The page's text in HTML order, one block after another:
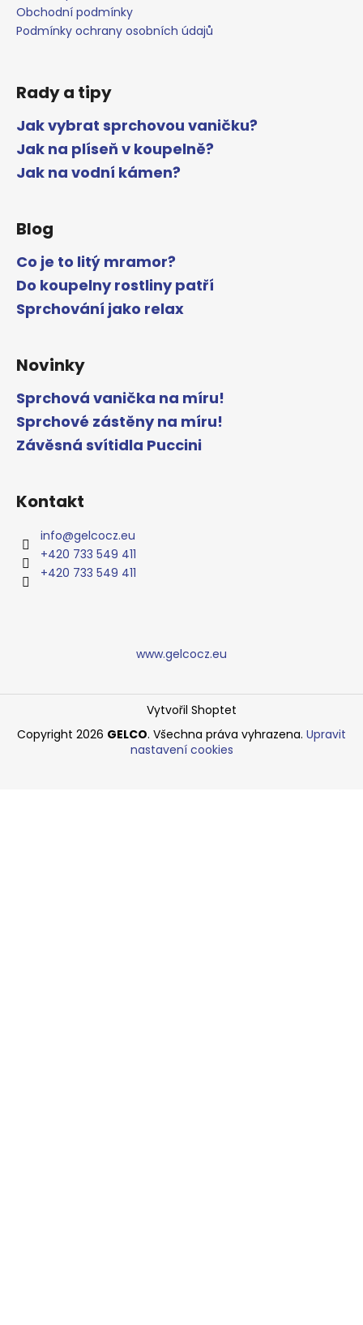
Obchodní podmínky
Podmínky ochrany osobních údajů
Rady a tipy
Jak vybrat sprchovou vaničku?
Jak na plíseň v koupelně?
Jak na vodní kámen?
Blog
Co je to litý mramor?
Do koupelny rostliny patří
Sprchování jako relax
Novinky
Sprchová vanička na míru!
Sprchové zástěny na míru!
Závěsná svítidla Puccini
Kontakt
info@gelcocz.eu
+420 733 549 411
+420 733 549 411
www.gelcocz.eu
Vytvořil Shoptet
Copyright 2026 GELCO. Všechna práva vyhrazena. Upravit
nastavení cookies